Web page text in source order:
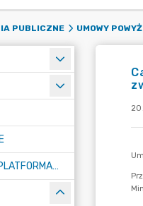
PUBLICZNE UMOWY
ZAMÓWIENIA PUBLICZNE - PLATFORMA ZAKUPOWA (OD 01.05.2025R.)